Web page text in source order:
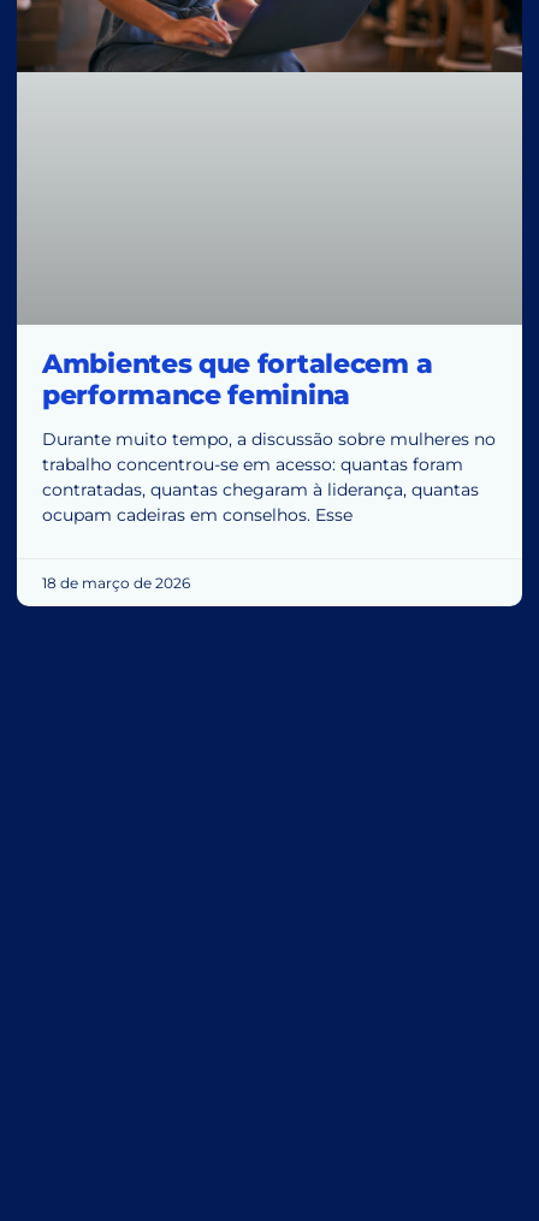
Ambientes que fortalecem a
performance feminina
Durante muito tempo, a discussão sobre mulheres no
trabalho concentrou-se em acesso: quantas foram
contratadas, quantas chegaram à liderança, quantas
ocupam cadeiras em conselhos. Esse
18 de março de 2026